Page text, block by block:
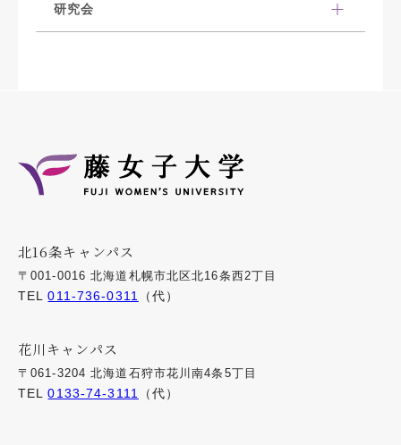
研究会
北16条キャンパス
〒001-0016 北海道札幌市北区北16条西2丁目
TEL011-736-0311 （代）
花川キャンパス
〒061-3204 北海道石狩市花川南4条5丁目
TEL0133-74-3111 （代）